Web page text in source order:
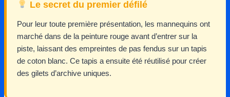
Le secret du premier défilé
Pour leur toute première présentation, les mannequins ont
marché dans de la peinture rouge avant d’entrer sur la
piste, laissant des empreintes de pas fendus sur un tapis
de coton blanc. Ce tapis a ensuite été réutilisé pour créer
des gilets d’archive uniques.